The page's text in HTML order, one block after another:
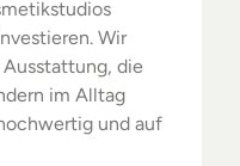
Wir
die
im Alltag
und auf